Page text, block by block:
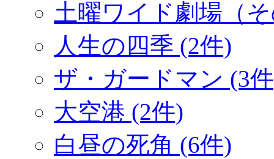
土曜ワイド劇場（
人生の四季 (2件)
ザ・ガードマン (3
大空港 (2件)
白昼の死角 (6件)